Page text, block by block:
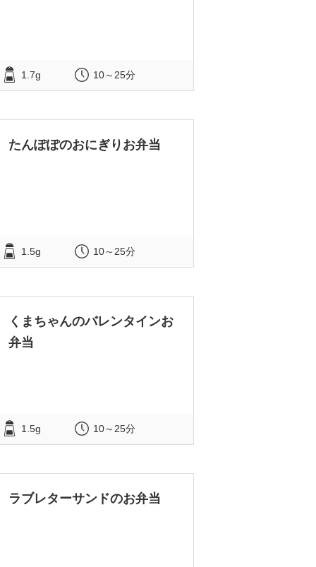
1.7g 10～25分
たんぽぽのおにぎりお弁当
1.5g 10～25分
くまちゃんのバレンタインお
弁当
1.5g 10～25分
ラブレターサンドのお弁当